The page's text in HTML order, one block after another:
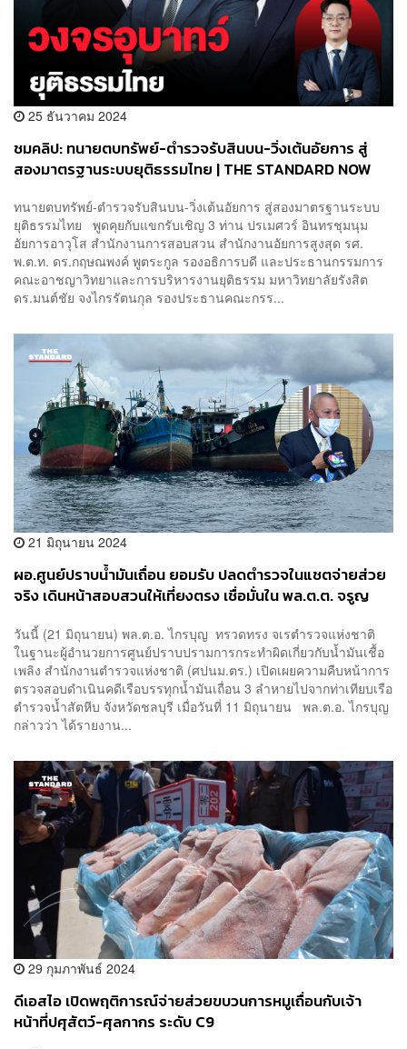
25 ธันวาคม 2024
ชมคลิป: ทนายตบทรัพย์-ตำรวจรับสินบน-วิ่งเต้นอัยการ สู่
สองมาตรฐานระบบยุติธรรมไทย | THE STANDARD NOW
ทนายตบทรัพย์-ตำรวจรับสินบน-วิ่งเต้นอัยการ สู่สองมาตรฐานระบบ
ยุติธรรมไทย พูดคุยกับแขกรับเชิญ 3 ท่าน ปรเมศวร์ อินทรชุมนุม
อัยการอาวุโส สำนักงานการสอบสวน สำนักงานอัยการสูงสุด รศ.
พ.ต.ท. ดร.กฤษณพงค์ พูตระกูล รองอธิการบดี และประธานกรรมการ
คณะอาชญาวิทยาและการบริหารงานยุติธรรม มหาวิทยาลัยรังสิต
ดร.มนต์ชัย จงไกรรัตนกุล รองประธานคณะกรร...
21 มิถุนายน 2024
ผอ.ศูนย์ปราบน้ำมันเถื่อน ยอมรับ ปลดตำรวจในแชตจ่ายส่วย
จริง เดินหน้าสอบสวนให้เที่ยงตรง เชื่อมั่นใน พล.ต.ต. จรูญ
วันนี้ (21 มิถุนายน) พล.ต.อ. ไกรบุญ ทรวดทรง จเรตำรวจแห่งชาติ
ในฐานะผู้อำนวยการศูนย์ปราบปรามการกระทำผิดเกี่ยวกับน้ำมันเชื้อ
เพลิง สำนักงานตำรวจแห่งชาติ (ศปนม.ตร.) เปิดเผยความคืบหน้าการ
ตรวจสอบดำเนินคดีเรือบรรทุกน้ำมันเถื่อน 3 ลำหายไปจากท่าเทียบเรือ
ตำรวจน้ำสัตหีบ จังหวัดชลบุรี เมื่อวันที่ 11 มิถุนายน พล.ต.อ. ไกรบุญ
กล่าวว่า ได้รายงาน...
29 กุมภาพันธ์ 2024
ดีเอสไอ เปิดพฤติการณ์จ่ายส่วยขบวนการหมูเถื่อนกับเจ้า
หน้าที่ปศุสัตว์-ศุลกากร ระดับ C9